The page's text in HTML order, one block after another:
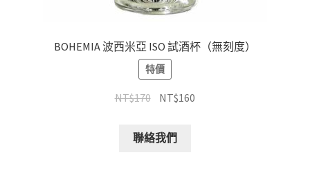
BOHEMIA 波西米亞 ISO 試酒杯（無刻度）
特價
NT$170 NT$160
聯絡我們